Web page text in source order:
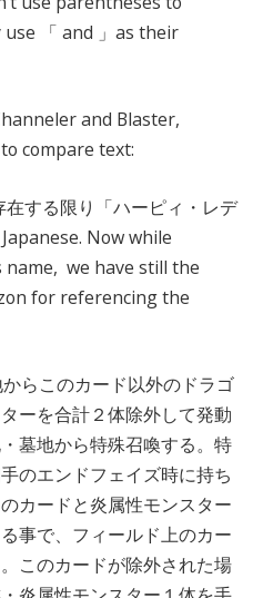
「 and 」as their
and Blaster,
compare text:
する限り「ハーピィ・レデ
Now while
we have still the
for referencing the
らこのカード以外のドラゴ
ーを合計２体除外して発動
墓地から特殊召喚する。特
のエンドフェイズ時に持ち
カードと炎属性モンスター
事で、フィールド上のカー
このカードが除外された場